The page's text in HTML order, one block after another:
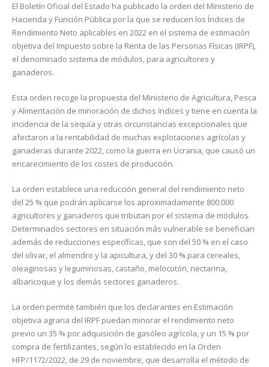
El Boletín Oficial del Estado ha publicado la orden del Ministerio de
Hacienda y Función Pública por la que se reducen los Índices de
Rendimiento Neto aplicables en 2022 en el sistema de estimación
objetiva del Impuesto sobre la Renta de las Personas Físicas (IRPF),
el denominado sistema de módulos, para agricultores y
ganaderos.
Esta orden recoge la propuesta del Ministerio de Agricultura, Pesca
y Alimentación de minoración de dichos índices y tiene en cuenta la
incidencia de la sequía y otras circunstancias excepcionales que
afectaron a la rentabilidad de muchas explotaciones agrícolas y
ganaderas durante 2022, como la guerra en Ucrania, que causó un
encarecimiento de los costes de producción.
La orden establece una reducción general del rendimiento neto
del 25 % que podrán aplicarse los aproximadamente 800.000
agricultores y ganaderos que tributan por el sistema de módulos.
Determinados sectores en situación más vulnerable se benefician
además de reducciones específicas, que son del 50 % en el caso
del olivar, el almendro y la apicultura, y del 30 % para cereales,
oleaginosas y leguminosas, castaño, melocotón, nectarina,
albaricoque y los demás sectores ganaderos.
La orden permite también que los declarantes en Estimación
objetiva agraria del IRPF puedan minorar el rendimiento neto
previo un 35 % por adquisición de gasóleo agrícola, y un 15 % por
compra de fertilizantes, según lo establecido en la Orden
HFP/1172/2022, de 29 de noviembre, que desarrolla el método de